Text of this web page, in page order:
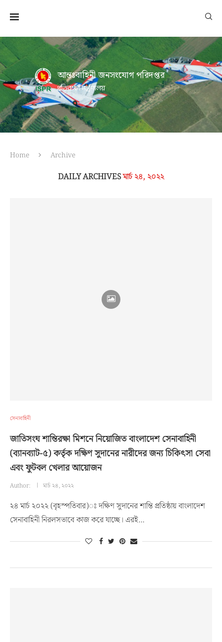
আন্তঃবাহিনী জনসংযোগ পরিদপ্তর
প্রতিরক্ষা মন্ত্রণালয়
Home Archive
DAILY ARCHIVESমার্চ ২৪, ২০২২
সেনাবাহিনী
জাতিসংঘ শান্তিরক্ষা মিশনে নিয়োজিত বাংলাদেশ সেনাবাহিনী
(ব্যানব্যাট-৫) কর্তৃক দক্ষিণ সুদানের নারীদের জন্য চিকিৎসা সেবা
এবং ফুটবল খেলার আয়োজন
Author: মার্চ ২৪, ২০২২
২৪ মার্চ ২০২২ (বৃহস্পতিবার)ঃ দক্ষিণ সুদানের শান্তি প্রতিষ্ঠায় বাংলাদেশ
সেনাবাহিনী নিরলসভাবে কাজ করে যাচ্ছে। এরই…